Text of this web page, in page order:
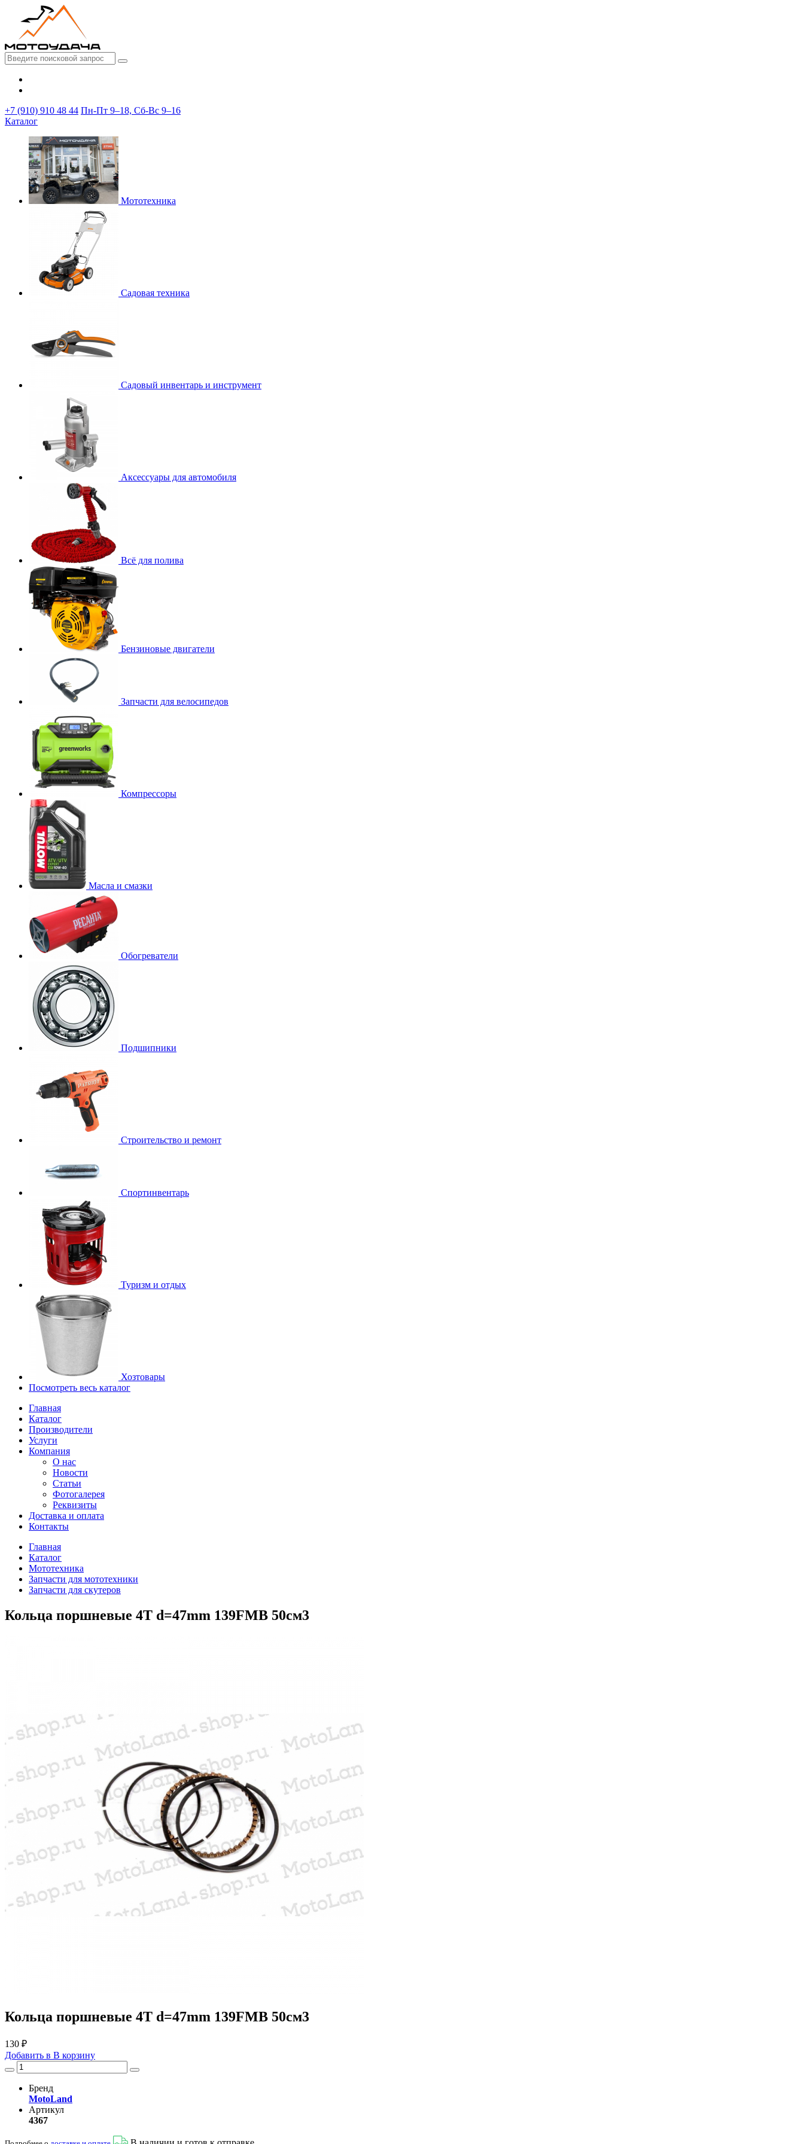
+7 (910) 910 48 44 Пн-Пт 9–18, Сб-Вс 9–16
Каталог
Мототехника
Садовая техника
Садовый инвентарь и инструмент
Аксессуары для автомобиля
Всё для полива
Бензиновые двигатели
Запчасти для велосипедов
Компрессоры
Масла и смазки
Обогреватели
Подшипники
Строительство и ремонт
Спортинвентарь
Туризм и отдых
Хозтовары
Посмотреть весь каталог
Главная
Каталог
Производители
Услуги
Компания
О нас
Новости
Статьи
Фотогалерея
Реквизиты
Доставка и оплата
Контакты
Главная
Каталог
Мототехника
Запчасти для мототехники
Запчасти для скутеров
Кольца поршневые 4T d=47mm 139FMB 50см3
Кольца поршневые 4T d=47mm 139FMB 50см3
130 ₽
Добавить в В корзину
Бренд
MotoLand
Артикул
4367